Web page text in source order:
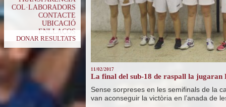
COL·LABORADORS
CONTACTE
UBICACIÓ
ENLLAÇOS
DONAR RESULTATS
11/02/2017
La final del sub-18 de raspall la
Sense sorpreses en les semifinals de la
van aconseguir la victòria en l’anada de